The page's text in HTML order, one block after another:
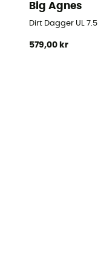
Big Agnes
Dirt Dagger UL
579,00 kr